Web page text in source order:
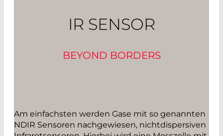
IR SENSOR
BEYOND BORDERS
Am einfachsten werden Gase mit so genannten
NDIR Sensoren nachgewiesen, nichtdispersiven